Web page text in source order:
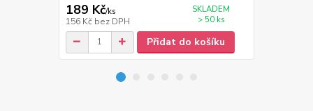
189 Kč/ks
156 Kč bez DPH
SKLADEM
> 50 ks
Přidat do košíku